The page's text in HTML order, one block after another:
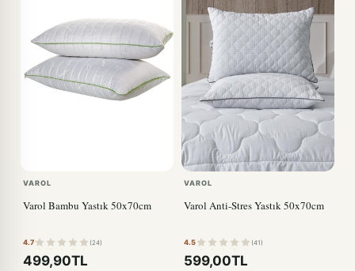
VAROL
Varol Bambu Yastık 50x70cm
4.7 (24)
499,90TL
VAROL
Varol Anti-Stres Yastık 50x70cm
4.5 (41)
599,00TL